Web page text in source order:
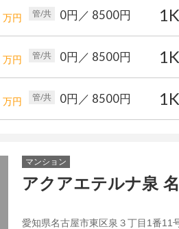
万円 管/共 0円 ／ 8500円 1K
万円 管/共 0円 ／ 8500円 1K
万円 管/共 0円 ／ 8500円 1K
マンション
アクアエテルナ泉
愛知県名古屋市東区泉３丁目1番11